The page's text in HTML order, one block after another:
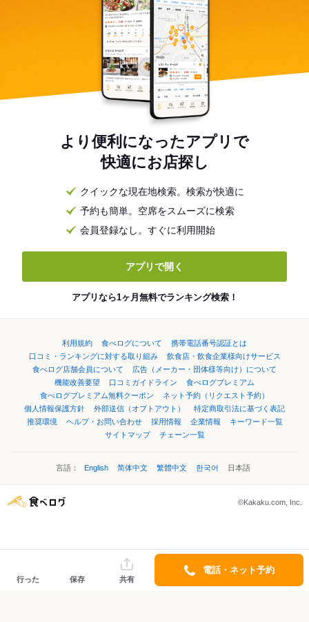
より便利になったアプリで
快適にお店探し
クイックな現在地検索。検索が快適に
予約も簡単。空席をスムーズに検索
会員登録なし。すぐに利用開始
アプリで開く
アプリなら1ヶ月無料でランキング検索！
利用規約 食べログについて
携帯電話番号認証とは
口コミ・ランキングに対する取り組み
飲食店・飲食企業様向けサービス
食べログ店舗会員について
広告（メーカー・団体様等向け）について
機能改善要望
口コミガイドライン
食べログプレミアム
食べログプレミアム無料クーポン
ネット予約（リクエスト予約）
個人情報保護方針
外部送信（オプトアウト）
特定商取引法に基づく表記
推奨環境
ヘルプ・お問い合わせ 採用情報 企業情報
キーワード一覧
サイトマップ
チェーン一覧
言語： English 简体中文 繁體中文 한국어 日本語
©Kakaku.com, Inc.
行った 保存 共有
電話・ネット予約